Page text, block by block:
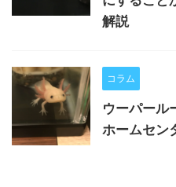
解説
コラム
ウーパール
ホームセン